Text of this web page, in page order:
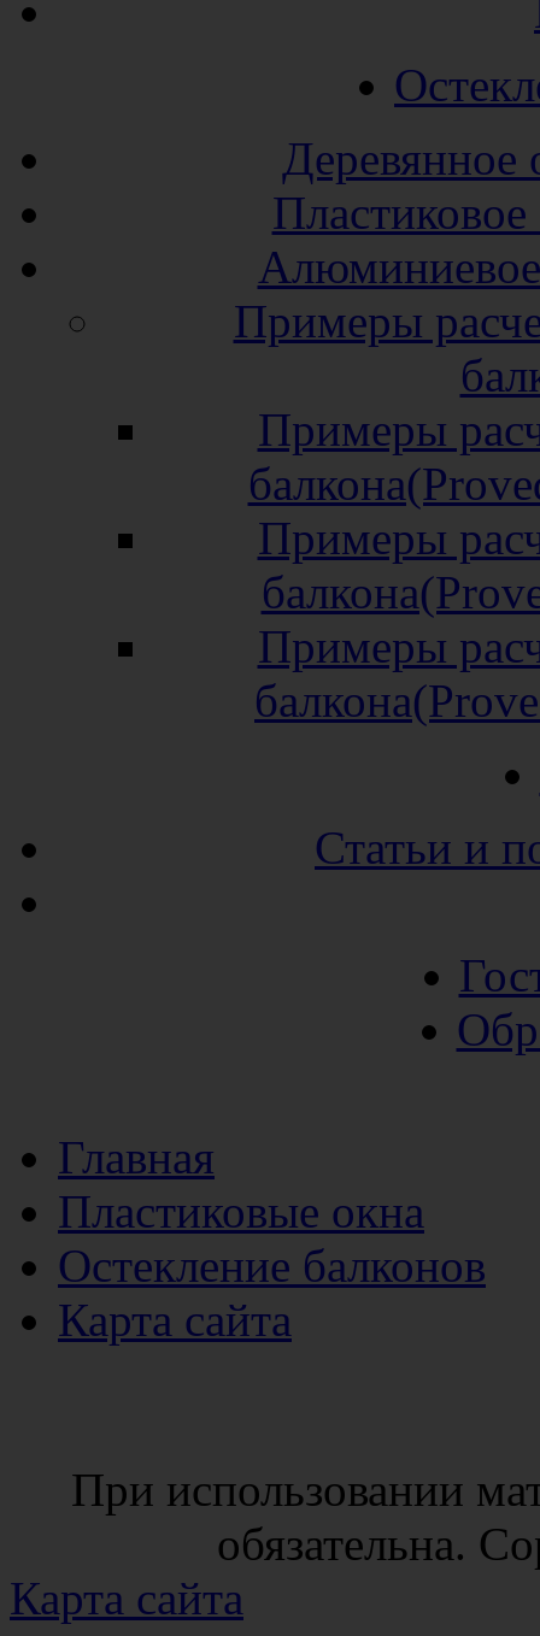
Деревянное
Пластиковое
Алюминиевое
Примеры
Примеры
Примеры
Примеры
Статьи и
Главная
Пластиковые окна
Остекление балконов
Карта сайта
При использовании
обязательна.
Карта сайта